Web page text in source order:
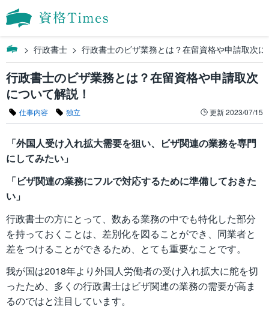
行政書士 行政書士のビザ業務とは？在留資格や申請取次
行政書士のビザ業務とは？在留資格や申請取次
について解説！
仕事内容 独立 更新2023/07/15
「外国人受け入れ拡大需要を狙い、ビザ関連の業務を専門
にしてみたい」
「ビザ関連の業務にフルで対応するために準備しておきた
い」
行政書士の方にとって、数ある業務の中でも特化した部分
を持っておくことは、差別化を図ることができ、同業者と
差をつけることができるため、とても重要なことです。
我が国は2018年より外国人労働者の受け入れ拡大に舵を切
ったため、多くの行政書士はビザ関連の業務の需要が高ま
るのではと注目しています。